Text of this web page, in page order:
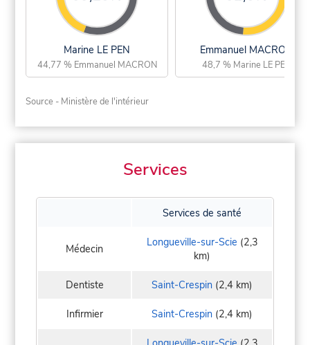
Marine LE PEN
44,77 % Emmanuel MACRON
Emmanuel MACRON
48,7 % Marine LE PEN
Source - Ministère de l'intérieur
Services
Services de santé
Médecin Longueville-sur-Scie (2,3
km)
Dentiste Saint-Crespin (2,4 km)
Infirmier Saint-Crespin (2,4 km)